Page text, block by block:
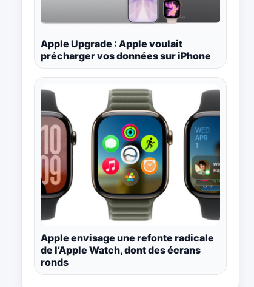
Apple Upgrade : Apple voulait
précharger vos données sur iPhone
Apple envisage une refonte radicale
de l’Apple Watch, dont des écrans
ronds